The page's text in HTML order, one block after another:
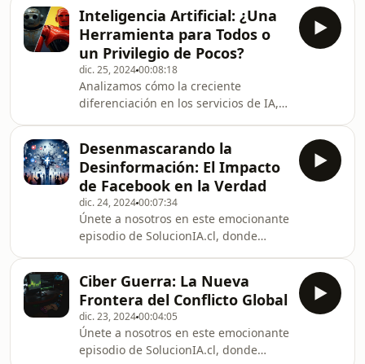
artificial.
humanos en tareas de razonamiento
y abstracción, analizando su impacto
potencial en el desarrollo de software
y las implicaciones para el futuro de
la programación.
Inteligencia Artificial: ¿Una
Herramienta para Todos o
un Privilegio de Pocos?
dic. 25, 202400:08:18
Analizamos cómo la creciente
diferenciación en los servicios de IA,
brecha digital. Exploramos las
implicaciones sociales y económicas
de una IA accesible solo para quienes
pueden pagar, y debatimos posibles
soluciones para garantizar un acceso
equitativo a esta tecnología
transformadora.
Desenmascarando la
Desinformación: El Impacto
de Facebook en la Verdad
dic. 24, 202400:07:34
Únete a nosotros en este emocionante
episodio de SolucionIA.cl, donde
Descubre cómo las políticas de
moderación de la plataforma han
transformado el panorama de la
información y por qué la regulación
es más crucial que nunca. ¡No te
Ciber Guerra: La Nueva
Frontera del Conflicto Global
dic. 23, 202400:04:05
Únete a nosotros en este emocionante
episodio de SolucionIA.cl, donde